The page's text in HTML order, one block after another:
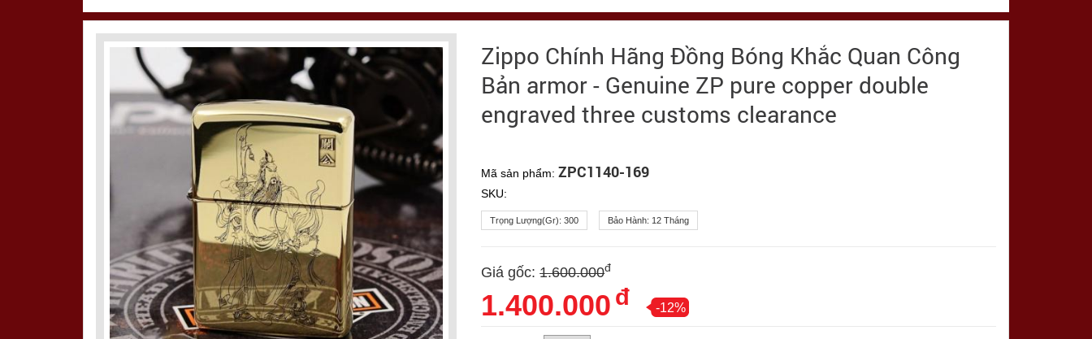
Zippo Chính Hãng Đồng Bóng Khắc Quan Công
Bản armor - Genuine ZP pure copper double
engraved three customs clearance
Mã sản phẩm:ZPC1140-169
SKU:
Trọng Lượng(gr):300 Bảo Hành: 12 Tháng
Giá gốc: 1.600.000đ
1.400.000 đ -12%